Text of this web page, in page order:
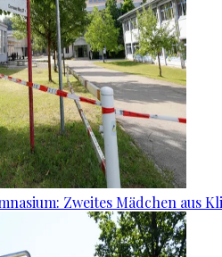
Zweites Mädchen aus